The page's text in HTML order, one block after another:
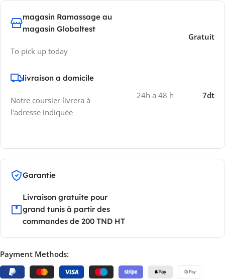
magasin Ramassage au
magasin Globaltest
To pick up today
Gratuit
livraison a domicile
Notre coursier livrera à
l'adresse indiquée
24h a 48 h 7dt
Garantie
Livraison gratuite pour
grand tunis à partir des
commandes de 200 TND HT
Payment Methods: